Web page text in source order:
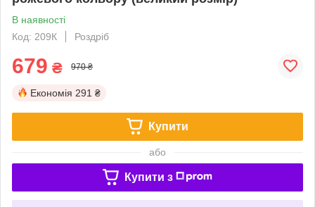
В наявності
Код: 209К
Роздріб
679 ₴ 970 ₴
Економія 291 ₴
Купити
або
Купити з